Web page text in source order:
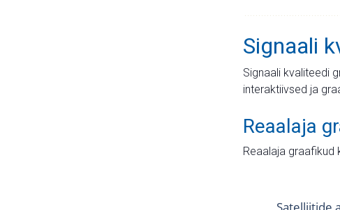
Signaali
Signaali kvaliteedi
interaktiivsed ja
Reaalaja
Reaalaja graafikud